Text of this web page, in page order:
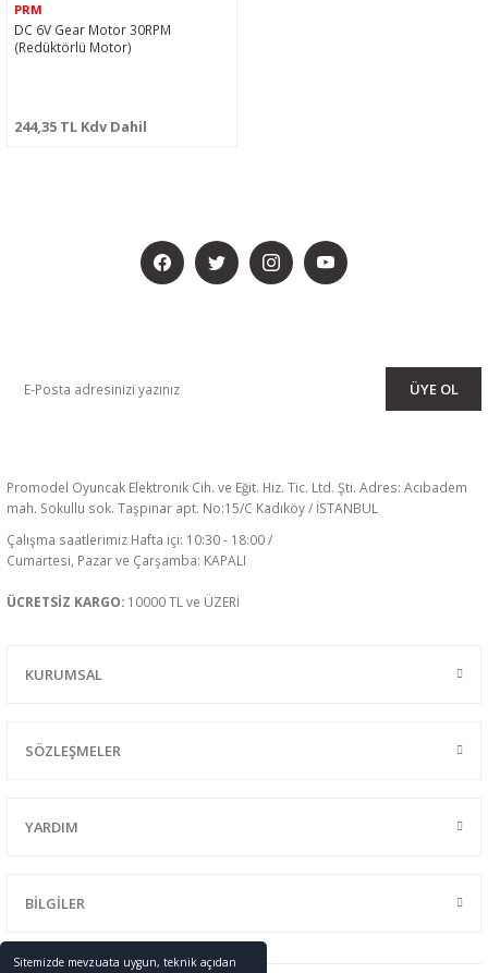
Sitemizde mevzuata uygun, teknik açıdan
PRM
DC 6V Gear Motor 30RPM
(Redüktörlü Motor)
244,35 TL Kdv Dahil
ÜYE OL
Promodel Oyuncak Elektronik Cih. ve Eğit. Hiz. Tic. Ltd. Şti. Adres: Acıbadem
mah. Sokullu sok. Taşpınar apt. No:15/C Kadıköy / İSTANBUL
Çalışma saatlerimiz Hafta içi: 10:30 - 18:00 /
Cumartesi, Pazar ve Çarşamba: KAPALI
ÜCRETSİZ KARGO: 10000 TL ve ÜZERİ
KURUMSAL
SÖZLEŞMELER
YARDIM
BİLGİLER